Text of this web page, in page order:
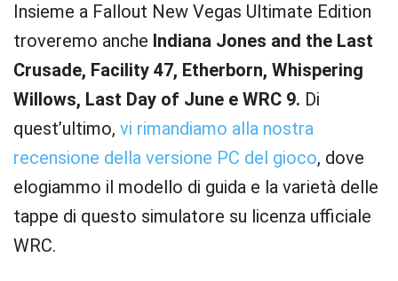
Insieme a Fallout New Vegas Ultimate Edition
troveremo anche Indiana Jones and the Last
Crusade, Facility 47, Etherborn, Whispering
Willows, Last Day of June e WRC 9. Di
quest’ultimo, vi rimandiamo alla nostra
recensione della versione PC del gioco, dove
elogiammo il modello di guida e la varietà delle
tappe di questo simulatore su licenza ufficiale
WRC.